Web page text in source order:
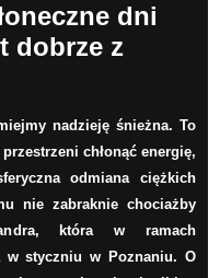
dni
dobrze z
nadzieję śnieżna. To
chłonąć energię,
odmiana ciężkich
nie zabraknie chociażby
która w ramach
w styczniu w Poznaniu. O